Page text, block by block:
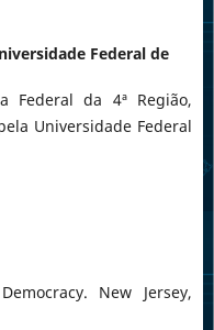
Federal de
Federal da 4ª Região,
Universidade Federal
New Jersey,